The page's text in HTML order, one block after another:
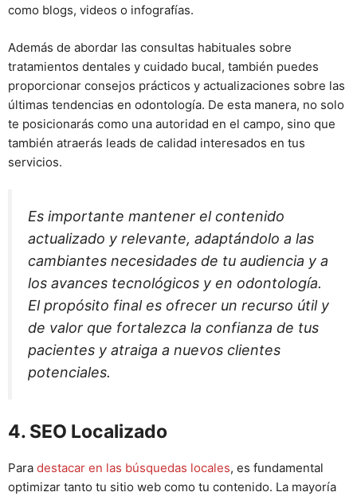
como blogs, videos o infografías.
Además de abordar las consultas habituales sobre
tratamientos dentales y cuidado bucal, también puedes
proporcionar consejos prácticos y actualizaciones sobre las
últimas tendencias en odontología. De esta manera, no solo
te posicionarás como una autoridad en el campo, sino que
también atraerás leads de calidad interesados en tus
servicios.
Es importante mantener el contenido
actualizado y relevante, adaptándolo a las
cambiantes necesidades de tu audiencia y a
los avances tecnológicos y en odontología.
El propósito final es ofrecer un recurso útil y
de valor que fortalezca la confianza de tus
pacientes y atraiga a nuevos clientes
potenciales.
4. SEO Localizado
Para destacar en las búsquedas locales, es fundamental
optimizar tanto tu sitio web como tu contenido. La mayoría